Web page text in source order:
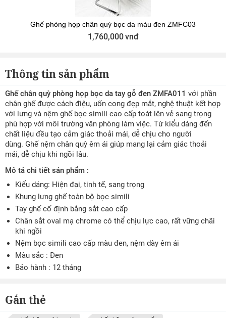
Ghế phòng họp chân quỳ bọc da màu đen ZMFC03
1,760,000vnđ
Thông tin sản phẩm
Ghế chân quỳ phòng họp bọc da tay gỗ đen ZMFA011 với phần
chân ghế được cách điệu, uốn cong đẹp mắt, nghệ thuật kết hợp
với lưng và nệm ghế bọc simili cao cấp toát lên vẻ sang trọng
phù hợp với môi trường văn phòng làm việc. Từ kiểu dáng đến
chất liệu đều tạo cảm giác thoải mái, dễ chịu cho người
dùng. Ghế nệm chân quỳ êm ái giúp mang lại cảm giác thoải
mái, dễ chịu khi ngồi lâu.
Mô tả chi tiết sản phẩm :
Kiểu dáng: Hiện đại, tinh tế, sang trọng
Khung lưng ghế toàn bộ bọc simili
Tay ghế cố định bằng sắt cao cấp
Chân sắt oval mạ chrome có thể chịu lực cao, rất vững chãi
khi ngồi
Nệm bọc simili cao cấp màu đen, nệm dày êm ái
Màu sắc : Đen
Bảo hành : 12 tháng
Gắn thẻ